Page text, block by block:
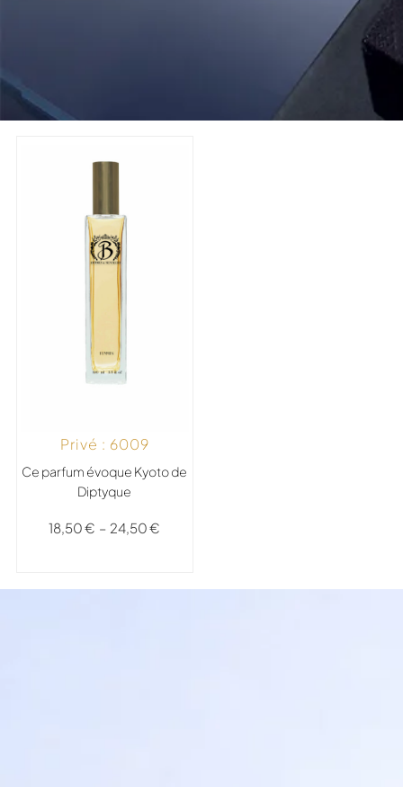
Privé : 6009
Ce parfum évoque Kyoto de
Diptyque
18,50€ – 24,50€